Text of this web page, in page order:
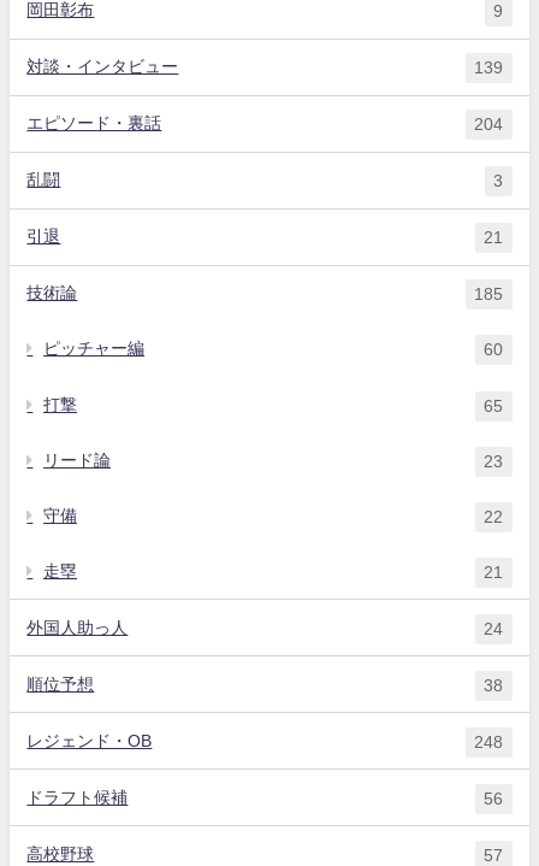
岡田彰布 9
対談・インタビュー 139
エピソード・裏話 204
乱闘 3
引退 21
技術論 185
ピッチャー編 60
打撃 65
リード論 23
守備 22
走塁 21
外国人助っ人 24
順位予想 38
レジェンド・OB 248
ドラフト候補 56
高校野球 57